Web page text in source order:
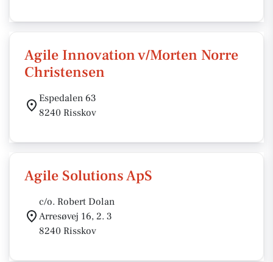
Agile Innovation v/Morten Norre
Christensen
Espedalen 63
8240 Risskov
Agile Solutions ApS
c/o. Robert Dolan
Arresøvej 16, 2. 3
8240 Risskov